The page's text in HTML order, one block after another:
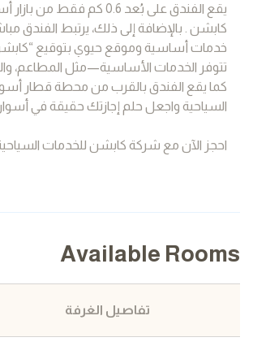
كابشن . بالإضافة إلى ذلك، يرتبط الفندق
خدمات أساسية وموقع حيوي بتوقيع
تتوفر الخدمات الأساسية—مثل المطاعم،
كما يقع الفندق بالقرب من محطة قطار
السياحية واجعل حلم إجازتك حقيقة في
احجز الآن مع شركة كابشن للخدمات
Available Rooms
تفاصيل الغرفة